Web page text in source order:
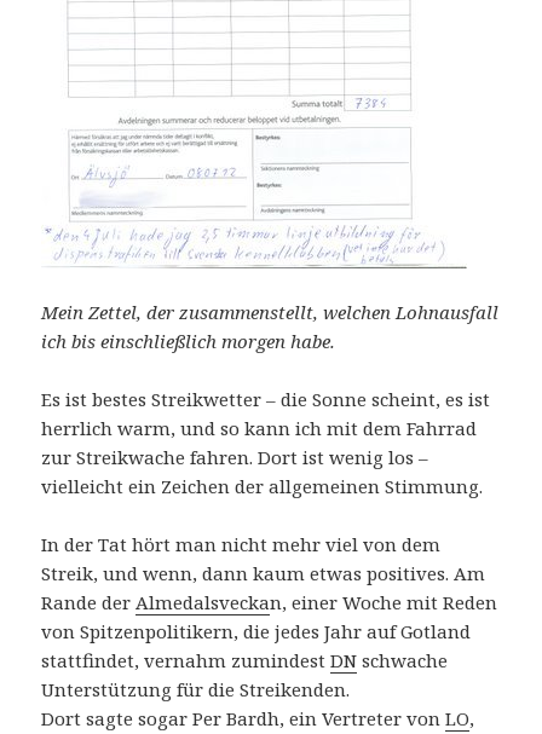
Mein Zettel, der zusammenstellt, welchen Lohnausfall
ich bis einschließlich morgen habe.
Es ist bestes Streikwetter – die Sonne scheint, es ist
herrlich warm, und so kann ich mit dem Fahrrad
zur Streikwache fahren. Dort ist wenig los –
vielleicht ein Zeichen der allgemeinen Stimmung.
In der Tat hört man nicht mehr viel von dem
Streik, und wenn, dann kaum etwas positives. Am
Rande derAlmedalsveckan, einer Woche mit Reden
von Spitzenpolitikern, die jedes Jahr auf Gotland
stattfindet, vernahm zumindestDN schwache
Unterstützung für die Streikenden.
Dort sagte sogar Per Bardh, ein Vertreter vonLO,